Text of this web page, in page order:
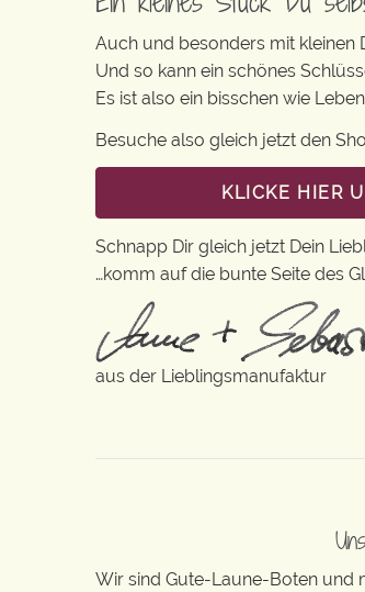
Auch und besonders mit kleinen
Und so kann ein schönes
Es ist also ein bisschen wie
Besuche also gleich jetzt den
KLICKE HIER
Schnapp Dir gleich jetzt Dein
…komm auf die bunte Seite des
aus der Lieblingsmanufaktur
Wir sind Gute-Laune-Boten und